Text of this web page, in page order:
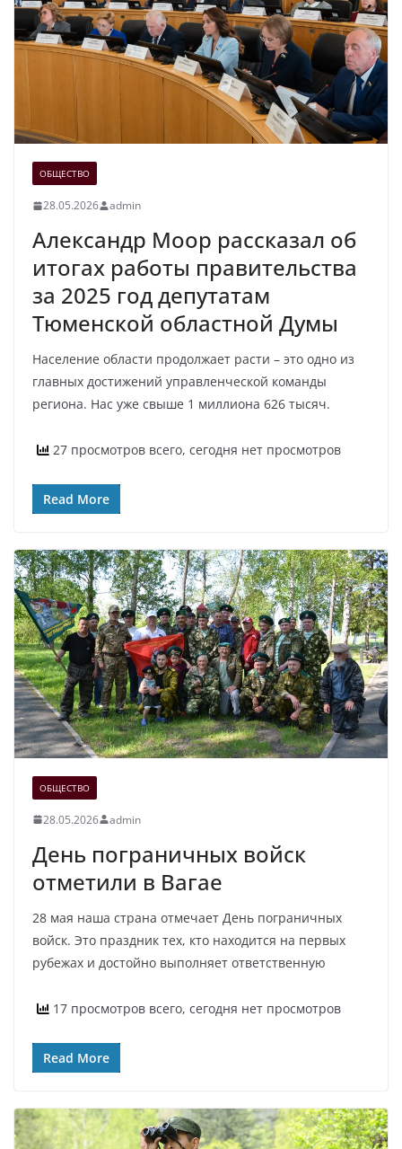
ОБЩЕСТВО
28.05.2026 admin
Александр Моор рассказал об
итогах работы правительства
за 2025 год депутатам
Тюменской областной Думы
Население области продолжает расти – это одно из
главных достижений управленческой команды
региона. Нас уже свыше 1 миллиона 626 тысяч.
27 просмотров всего, сегодня нет просмотров
Read More
ОБЩЕСТВО
28.05.2026 admin
День пограничных войск
отметили в Вагае
28 мая наша страна отмечает День пограничных
войск. Это праздник тех, кто находится на первых
рубежах и достойно выполняет ответственную
17 просмотров всего, сегодня нет просмотров
Read More